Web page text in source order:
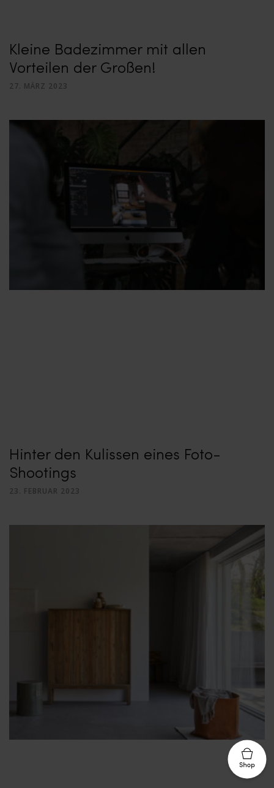
Kleine Badezimmer mit allen
Vorteilen der Großen!
27. MÄRZ 2023
Hinter den Kulissen eines Foto-
Shootings
23. FEBRUAR 2023